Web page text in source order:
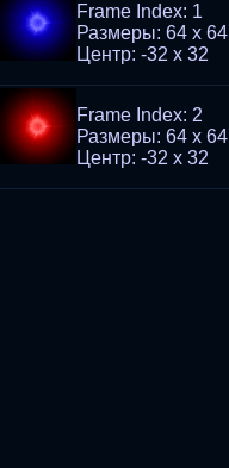
Frame Index: 1
Размеры: 64 x 64
Центр: -32 x 32
Frame Index: 2
Размеры: 64 x 64
Центр: -32 x 32